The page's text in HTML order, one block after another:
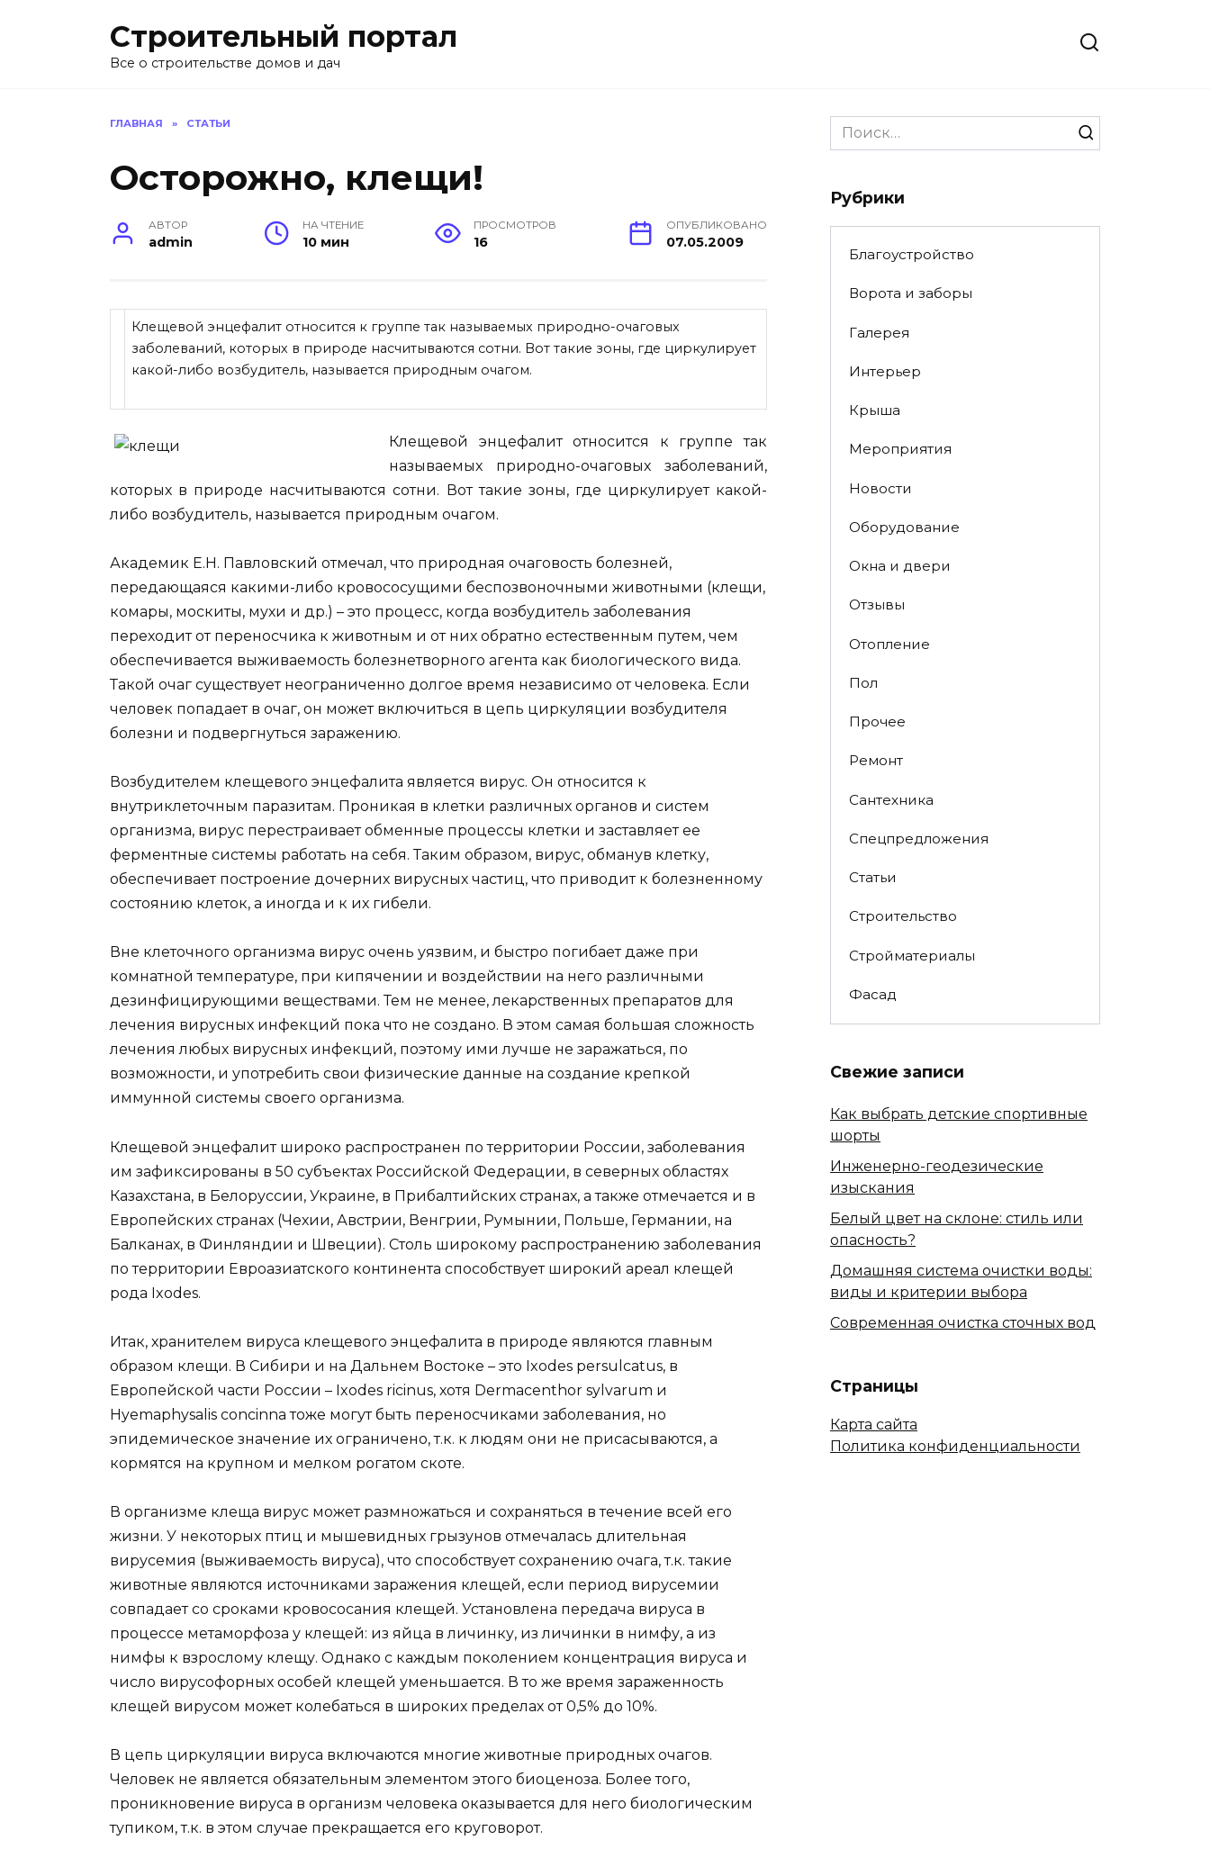
Строительный портал
Все о строительстве домов и дач
ГЛАВНАЯ » СТАТЬИ
Осторожно, клещи!
АВТОР
admin
НА ЧТЕНИЕ
10 мин
ПРОСМОТРОВ
16
ОПУБЛИКОВАНО
07.05.2009
Клещевой энцефалит относится к группе так называемых природно-очаговых
заболеваний, которых в природе насчитываются сотни. Вот такие зоны, где циркулирует
какой-либо возбудитель, называется природным очагом.
Клещевой энцефалит относится к группе так
называемых природно-очаговых заболеваний,
которых в природе насчитываются сотни. Вот такие зоны, где циркулирует какой-
либо возбудитель, называется природным очагом.
Академик Е.Н. Павловский отмечал, что природная очаговость болезней,
передающаяся какими-либо кровососущими беспозвоночными животными (клещи,
комары, москиты, мухи и др.) – это процесс, когда возбудитель заболевания
переходит от переносчика к животным и от них обратно естественным путем, чем
обеспечивается выживаемость болезнетворного агента как биологического вида.
Такой очаг существует неограниченно долгое время независимо от человека. Если
человек попадает в очаг, он может включиться в цепь циркуляции возбудителя
болезни и подвергнуться заражению.
Возбудителем клещевого энцефалита является вирус. Он относится к
внутриклеточным паразитам. Проникая в клетки различных органов и систем
организма, вирус перестраивает обменные процессы клетки и заставляет ее
ферментные системы работать на себя. Таким образом, вирус, обманув клетку,
обеспечивает построение дочерних вирусных частиц, что приводит к болезненному
состоянию клеток, а иногда и к их гибели.
Вне клеточного организма вирус очень уязвим, и быстро погибает даже при
комнатной температуре, при кипячении и воздействии на него различными
дезинфицирующими веществами. Тем не менее, лекарственных препаратов для
лечения вирусных инфекций пока что не создано. В этом самая большая сложность
лечения любых вирусных инфекций, поэтому ими лучше не заражаться, по
возможности, и употребить свои физические данные на создание крепкой
иммунной системы своего организма.
Клещевой энцефалит широко распространен по территории России, заболевания
им зафиксированы в 50 субъектах Российской Федерации, в северных областях
Казахстана, в Белоруссии, Украине, в Прибалтийских странах, а также отмечается и в
Европейских странах (Чехии, Австрии, Венгрии, Румынии, Польше, Германии, на
Балканах, в Финляндии и Швеции). Столь широкому распространению заболевания
по территории Евроазиатского континента способствует широкий ареал клещей
рода Ixodes.
Итак, хранителем вируса клещевого энцефалита в природе являются главным
образом клещи. В Сибири и на Дальнем Востоке – это Ixodes persulcatus, в
Европейской части России – Ixodes ricinus, хотя Dermacenthor sylvarum и
Hyemaphysalis concinna тоже могут быть переносчиками заболевания, но
эпидемическое значение их ограничено, т.к. к людям они не присасываются, а
кормятся на крупном и мелком рогатом скоте.
В организме клеща вирус может размножаться и сохраняться в течение всей его
жизни. У некоторых птиц и мышевидных грызунов отмечалась длительная
вирусемия (выживаемость вируса), что способствует сохранению очага, т.к. такие
животные являются источниками заражения клещей, если период вирусемии
совпадает со сроками кровососания клещей. Установлена передача вируса в
процессе метаморфоза у клещей: из яйца в личинку, из личинки в нимфу, а из
нимфы к взрослому клещу. Однако с каждым поколением концентрация вируса и
число вирусофорных особей клещей уменьшается. В то же время зараженность
клещей вирусом может колебаться в широких пределах от 0,5% до 10%.
В цепь циркуляции вируса включаются многие животные природных очагов.
Человек не является обязательным элементом этого биоценоза. Более того,
проникновение вируса в организм человека оказывается для него биологическим
тупиком, т.к. в этом случае прекращается его круговорот.
Search
for:
Рубрики
Благоустройство
Ворота и заборы
Галерея
Интерьер
Крыша
Мероприятия
Новости
Оборудование
Окна и двери
Отзывы
Отопление
Пол
Прочее
Ремонт
Сантехника
Спецпредложения
Статьи
Строительство
Стройматериалы
Фасад
Свежие записи
Как выбрать детские спортивные
шорты
Инженерно-геодезические
изыскания
Белый цвет на склоне: стиль или
опасность?
Домашняя система очистки воды:
виды и критерии выбора
Современная очистка сточных вод
Страницы
Карта сайта
Политика конфиденциальности